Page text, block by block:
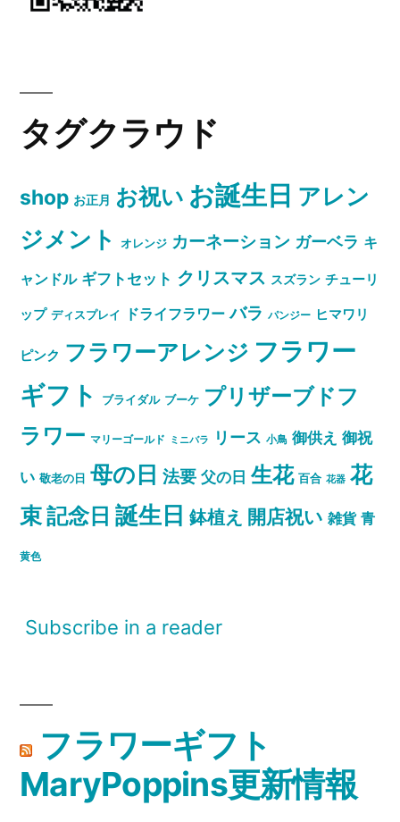
タグクラウド
shop お正月 お祝い お誕生日 アレン
ジメント
オレンジ カーネーション ガーベラ キ
ャンドル ギフトセット クリスマス スズラン チューリ
ップ ディスプレイ ドライフラワー バラ パンジー ヒマワリ
ピンク フラワーアレンジ フラワー
ギフト
ブライダル ブーケ プリザーブドフ
ラワー マリーゴールド ミニバラ リース 小鳥 御供え 御祝
い 敬老の日 母の日 法要 父の日 生花 百合 花器 花
束記念日 誕生日 鉢植え 開店祝い 雑貨 青
黄色
Subscribe in a reader
フラワーギフト
MaryPoppins更新情報